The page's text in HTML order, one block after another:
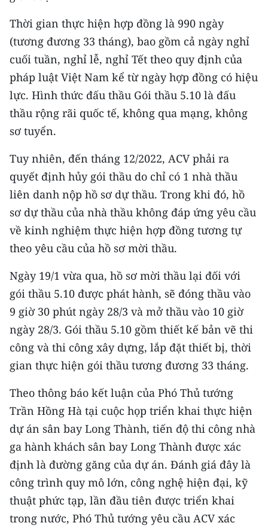
中文
FRANÇAIS
РУССКИЙ
ESPAÑOL
Thời gian thực hiện hợp đồng là 990 ngày
(tương đương 33 tháng), bao gồm cả ngày nghỉ
cuối tuần, nghỉ lễ, nghỉ Tết theo quy định của
pháp luật Việt Nam kể từ ngày hợp đồng có hiệu
lực. Hình thức đấu thầu Gói thầu 5.10 là đấu
thầu rộng rãi quốc tế, không qua mạng, không
sơ tuyển.
Tuy nhiên, đến tháng 12/2022, ACV phải ra
quyết định hủy gói thầu do chỉ có 1 nhà thầu
liên danh nộp hồ sơ dự thầu. Trong khi đó, hồ
sơ dự thầu của nhà thầu không đáp ứng yêu cầu
về kinh nghiệm thực hiện hợp đồng tương tự
theo yêu cầu của hồ sơ mời thầu.
Ngày 19/1 vừa qua, hồ sơ mời thầu lại đối với
gói thầu 5.10 được phát hành, sẽ đóng thầu vào
9 giờ 30 phút ngày 28/3 và mở thầu vào 10 giờ
ngày 28/3. Gói thầu 5.10 gồm thiết kế bản vẽ thi
công và thi công xây dựng, lắp đặt thiết bị, thời
gian thực hiện gói thầu tương đương 33 tháng.
Theo thông báo kết luận của Phó Thủ tướng
Trần Hồng Hà tại cuộc họp triển khai thực hiện
dự án sân bay Long Thành, tiến độ thi công nhà
ga hành khách sân bay Long Thành được xác
định là đường găng của dự án. Đánh giá đây là
công trình quy mô lớn, công nghệ hiện đại, kỹ
thuật phức tạp, lần đầu tiên được triển khai
trong nước, Phó Thủ tướng yêu cầu ACV xác